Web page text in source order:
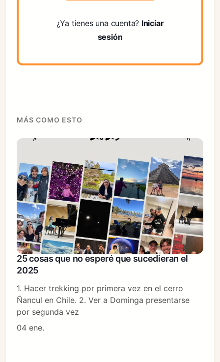
¿Ya tienes una cuenta? Iniciar
sesión
MÁS COMO ESTO
25 cosas que no esperé que sucedieran el
2025
1. Hacer trekking por primera vez en el cerro
Ñancul en Chile. 2. Ver a Dominga presentarse
por segunda vez
04 ene.